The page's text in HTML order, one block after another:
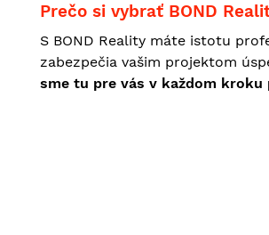
Prečo si vybrať BOND
S BOND Reality máte istotu
zabezpečia vašim projektom
sme tu pre vás v každom kroku